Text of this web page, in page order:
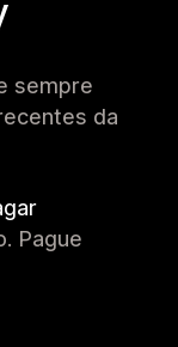
sempre
da
Pague